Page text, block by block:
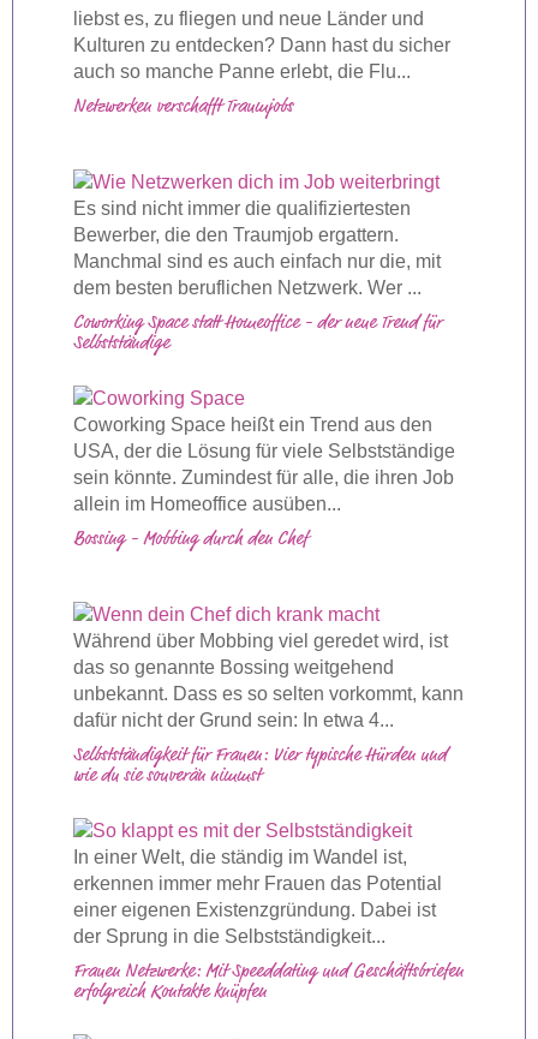
liebst es, zu fliegen und neue Länder und
Kulturen zu entdecken? Dann hast du sicher
auch so manche Panne erlebt, die Flu...
Netzwerken verschafft Traumjobs
Es sind nicht immer die qualifiziertesten
Bewerber, die den Traumjob ergattern.
Manchmal sind es auch einfach nur die, mit
dem besten beruflichen Netzwerk. Wer ...
Coworking Space statt Homeoffice - der neue Trend für
Selbstständige
Coworking Space heißt ein Trend aus den
USA, der die Lösung für viele Selbstständige
sein könnte. Zumindest für alle, die ihren Job
allein im Homeoffice ausüben...
Bossing - Mobbing durch den Chef
Während über Mobbing viel geredet wird, ist
das so genannte Bossing weitgehend
unbekannt. Dass es so selten vorkommt, kann
dafür nicht der Grund sein: In etwa 4...
Selbstständigkeit für Frauen: Vier typische Hürden und
wie du sie souverän nimmst
In einer Welt, die ständig im Wandel ist,
erkennen immer mehr Frauen das Potential
einer eigenen Existenzgründung. Dabei ist
der Sprung in die Selbstständigkeit...
Frauen Netzwerke: Mit Speeddating und Geschäftsbriefen
erfolgreich Kontakte knüpfen